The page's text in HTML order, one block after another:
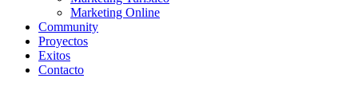
Marketing Online
Community
Proyectos
Exitos
Contacto